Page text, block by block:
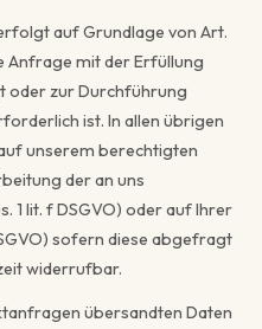
auf Grundlage von Art.
Anfrage mit der Erfüllung
oder zur Durchführung
ist. In allen übrigen
unserem berechtigten
der an uns
1 lit. f DSGVO) oder auf Ihrer
sofern diese abgefragt
widerrufbar.
übersandten Daten